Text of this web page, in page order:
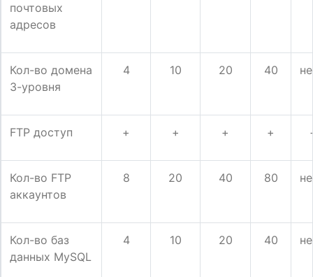
почтовых
адресов
Кол-во домена
3-уровня
4 10 20 40
FTP доступ + + + +
Кол-во FTP
аккаунтов
8 20 40 80
Кол-во баз
данных MySQL
4 10 20 40